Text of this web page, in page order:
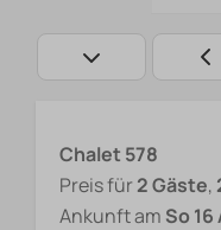
Chalet 578
Preis für2 Gäste,
Ankunft am So